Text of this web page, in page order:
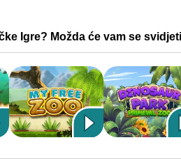
Igre? Možda će vam se